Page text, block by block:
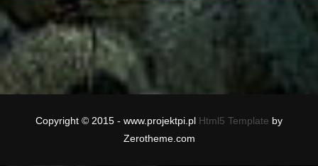
Copyright © 2015 - www.projektpi.pl Html5 Template by
Zerotheme.com